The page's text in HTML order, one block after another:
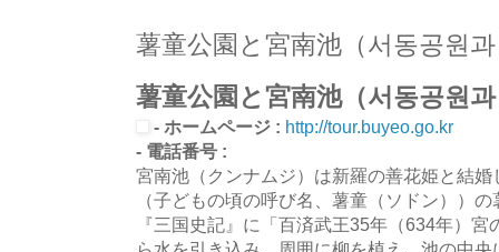
薯童公園と宮南池（서동공원
薯童公園と宮南池（서동공원
- ホームページ : http://tour.buyeo.go.kr
- 電話番号 :
宮南池（クンナムジ）は新羅の善花姫と結
（子どもの頃の呼び名、薯童（ソドン））
『三国史記』に「百済武王35年（634年）